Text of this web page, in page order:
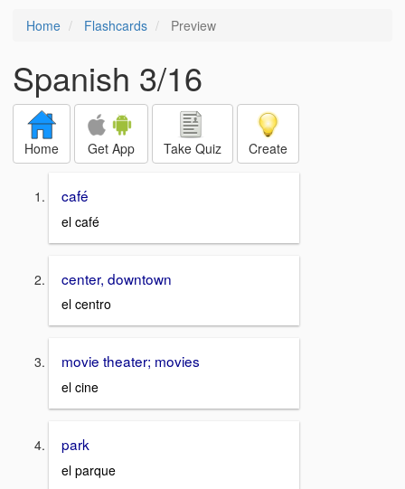
Home Flashcards Preview
Spanish 3/16
Home Get App Take Quiz Create
café
el café
center, downtown
el centro
movie theater; movies
el cine
park
el parque